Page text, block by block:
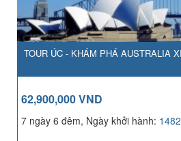
TOUR ÚC - KHÁM PHÁ AUSTRALIA
62,900,000 VND
7 ngày 6 đêm, Ngày khởi hành: